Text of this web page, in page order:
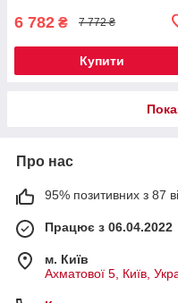
6 782 ₴ 7 772 ₴
Купити
Про нас
95% позитивних з 87
Працює з 06.04.2022
м. Київ
Ахматової 5, Київ,